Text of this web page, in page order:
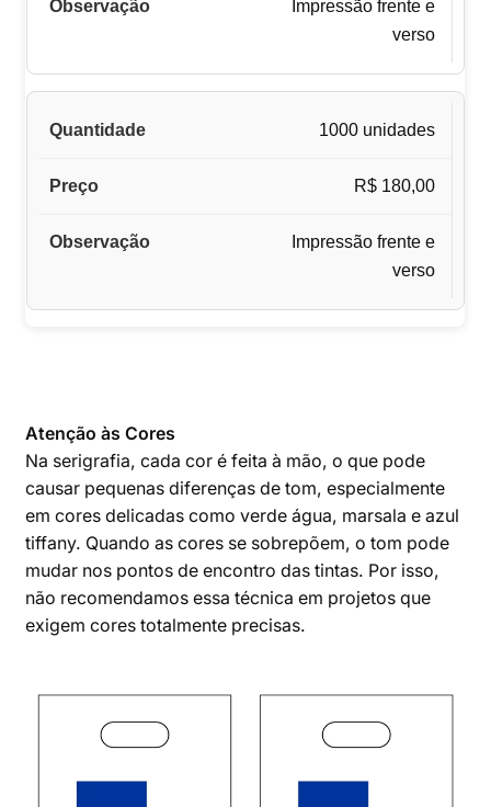
Impressão frente e
verso
1000 unidades
R$ 180,00
Impressão frente e
verso
Atenção às Cores
Na serigrafia, cada cor é feita à mão, o que pode
causar pequenas diferenças de tom, especialmente
em cores delicadas como verde água, marsala e azul
tiffany. Quando as cores se sobrepõem, o tom pode
mudar nos pontos de encontro das tintas. Por isso,
não recomendamos essa técnica em projetos que
exigem cores totalmente precisas.